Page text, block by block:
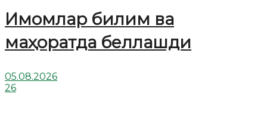
Имомлар билим ва
маҳоратда беллашди
05.08.2026
26